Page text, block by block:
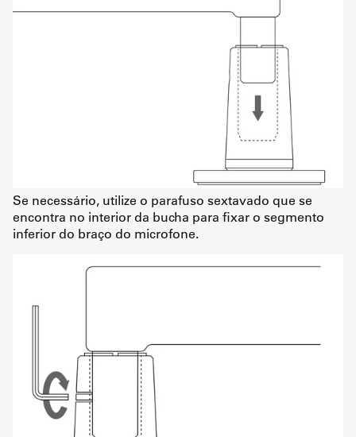
Se necessário, utilize o parafuso sextavado que se
encontra no interior da bucha para fixar o segmento
inferior do braço do microfone.